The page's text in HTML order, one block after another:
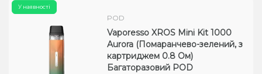
У наявності
POD
Vaporesso XROS Mini Kit 1000
Aurora (Помаранчево-зелений, з
картриджем 0.8 Ом)
Багаторазовий POD